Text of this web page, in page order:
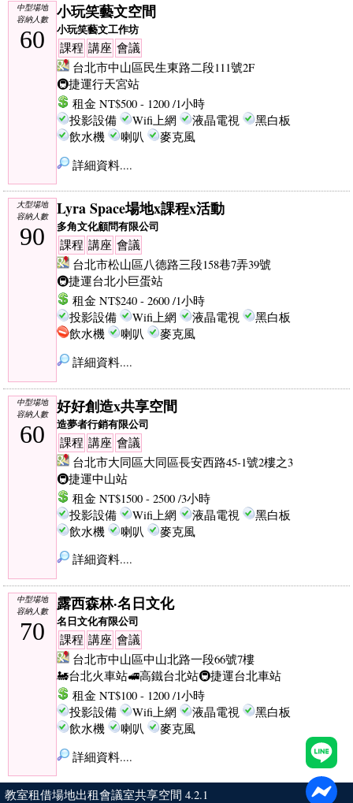
中型場地
容納人數
60
小玩笑藝文空間
小玩笑藝文工作坊
課程 講座 會議
台北市中山區民生東路二段111號2F
🚇捷運行天宮站
租金 NT$500 - 1200 /1小時
投影設備
Wifi上網 液晶電視
黑白板
飲水機
喇叭
麥克風
詳細資料....
大型場地
容納人數
90
Lyra Space場地x課程x活動
多角文化顧問有限公司
課程 講座 會議
台北市松山區八德路三段158巷7弄39號
🚇捷運台北小巨蛋站
租金 NT$240 - 2600 /1小時
投影設備
Wifi上網 液晶電視
黑白板
飲水機
喇叭
麥克風
詳細資料....
中型場地
容納人數
60
好好創造x共享空間
造夢者行銷有限公司
課程 講座 會議
台北市大同區大同區長安西路45-1號2樓之3
🚇捷運中山站
租金 NT$1500 - 2500 /3小時
投影設備
Wifi上網 液晶電視
黑白板
飲水機
喇叭
麥克風
詳細資料....
中型場地
容納人數
70
露西森林·名日文化
名日文化有限公司
課程 講座 會議
台北市中山區中山北路一段66號7樓
🚂台北火車站🚅高鐵台北站🚇捷運台北車站
租金 NT$100 - 1200 /1小時
投影設備
Wifi上網 液晶電視
黑白板
飲水機
喇叭
麥克風
詳細資料....
教室租借場地出租會議室共享空間 4.2.1